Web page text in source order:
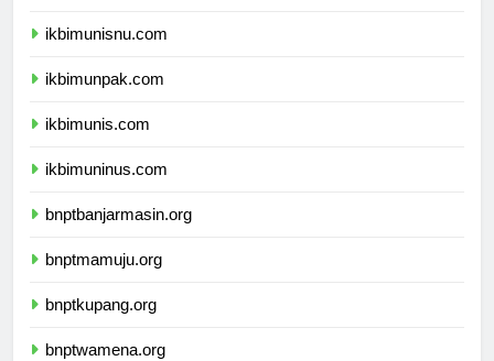
ikbimunisnu.com
ikbimunpak.com
ikbimunis.com
ikbimuninus.com
bnptbanjarmasin.org
bnptmamuju.org
bnptkupang.org
bnptwamena.org